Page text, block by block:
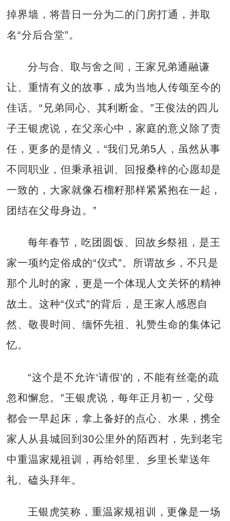
掉界墙，将昔日一分为二的门房打通，并取
名“分后合堂”。
分与合、取与舍之间，王家兄弟通融谦
让、重情有义的故事，成为当地人传颂至今的
佳话。“兄弟同心、其利断金。”王俊法的四儿
子王银虎说，在父亲心中，家庭的意义除了责
任，更多的是情义，“我们兄弟5人，虽然从事
不同职业，但秉承祖训、回报桑梓的心愿却是
一致的，大家就像石榴籽那样紧紧抱在一起，
团结在父母身边。”
每年春节，吃团圆饭、回故乡祭祖，是王
家一项约定俗成的“仪式”。所谓故乡，不只是
那个儿时的家，更是一个体现人文关怀的精神
故土。这种“仪式”的背后，是王家人感恩自
然、敬畏时间、缅怀先祖、礼赞生命的集体记
忆。
“这个是不允许‘请假’的，不能有丝毫的疏
忽和懈怠。”王银虎说，每年正月初一，父母
都会一早起床，拿上备好的点心、水果，携全
家人从县城回到30公里外的陌西村，先到老宅
中重温家规祖训，再给邻里、乡里长辈送年
礼、磕头拜年。
王银虎笑称，重温家规祖训，更像是一场